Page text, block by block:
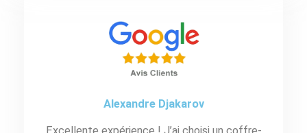
Alexandre Djakarov